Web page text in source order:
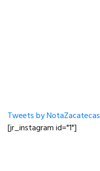
Tweets by NotaZacatecas
[jr_instagram id="1"]